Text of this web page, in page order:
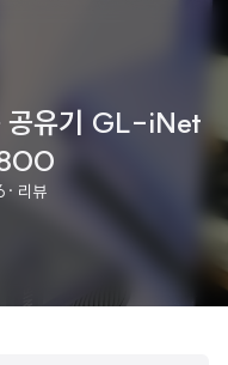
공유기 GL-iNet
· 리뷰